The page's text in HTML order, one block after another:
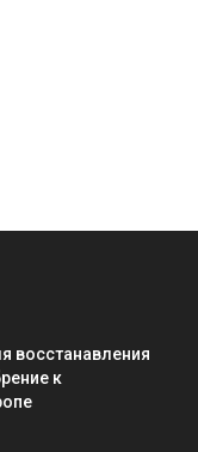
восстанавления
к